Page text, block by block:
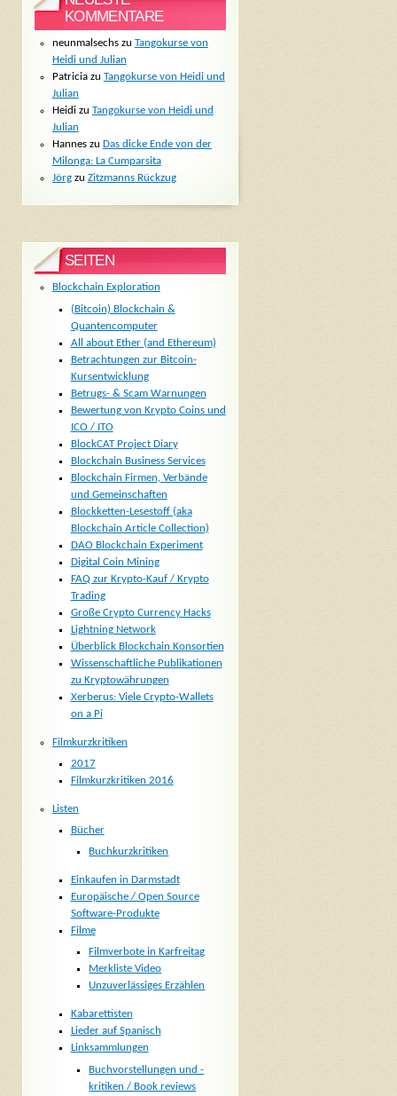
KOMMENTARE
neunmalsechszu Tangokurse von
Heidi und Julian
Patriciazu Tangokurse von Heidi und
Julian
Heidizu Tangokurse von Heidi und
Julian
Hanneszu Das dicke Ende von der
Milonga: La Cumparsita
Jörgzu Zitzmanns Rückzug
SEITEN
Blockchain Exploration
(Bitcoin) Blockchain &
Quantencomputer
All about Ether (and Ethereum)
Betrachtungen zur Bitcoin-
Kursentwicklung
Betrugs- & Scam Warnungen
Bewertung von Krypto Coins und
ICO / ITO
BlockCAT Project Diary
Blockchain Business Services
Blockchain Firmen, Verbände
und Gemeinschaften
Blockketten-Lesestoff (aka
Blockchain Article Collection)
DAO Blockchain Experiment
Digital Coin Mining
FAQ zur Krypto-Kauf / Krypto
Trading
Große Crypto Currency Hacks
Lightning Network
Überblick Blockchain Konsortien
Wissenschaftliche Publikationen
zu Kryptowährungen
Xerberus: Viele Crypto-Wallets
on a Pi
Filmkurzkritiken
2017
Filmkurzkritiken 2016
Listen
Bücher
Buchkurzkritiken
Einkaufen in Darmstadt
Europäische / Open Source
Software-Produkte
Filme
Filmverbote in Karfreitag
Merkliste Video
Unzuverlässiges Erzählen
Kabarettisten
Lieder auf Spanisch
Linksammlungen
Buchvorstellungen und -
kritiken / Book reviews